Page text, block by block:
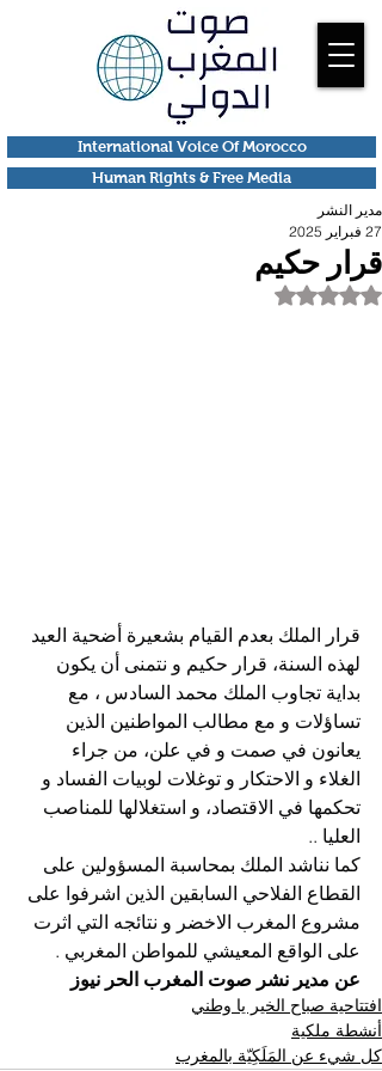
Human Rights & Free Media
International Voice Of Morocco
قرار حكيم
مدير النشر
27 فبراير 2025
تم التقييم بـ ليس رقمًا من أصل 5 نجوم.
قرار الملك بعدم القيام بشعيرة أضحية العيد
لهذه السنة، قرار حكيم و نتمنى أن يكون
بداية تجاوب الملك محمد السادس ، مع
تساؤلات و مع مطالب المواطنين الذين
يعانون في صمت و في علن، من جراء
الغلاء و الاحتكار و توغلات لوبيات الفساد و
تحكمها في الاقتصاد، و استغلالها للمناصب
العليا ..
كما نناشد الملك بمحاسبة المسؤولين على
القطاع الفلاحي السابقين الذين اشرفوا على
مشروع المغرب الاخضر و نتائجه التي اثرت
على الواقع المعيشي للمواطن المغربي .
عن مدير نشر صوت المغرب الحر نيوز
افتتاحية صباح الخير يا وطني
أنشطة ملكية
كل شيء عن المَلَكِيّة بالمغرب